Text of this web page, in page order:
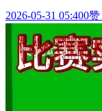
2026-05-31 05:400赞